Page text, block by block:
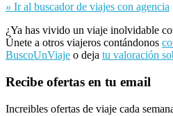
» Ir al buscador de viajes con agencia
¿Ya has vivido un viaje inolvidable
Únete a otros viajeros contándonos
BuscoUnViaje o deja tu valoración
Recibe ofertas en tu email
Increibles ofertas de viaje cada